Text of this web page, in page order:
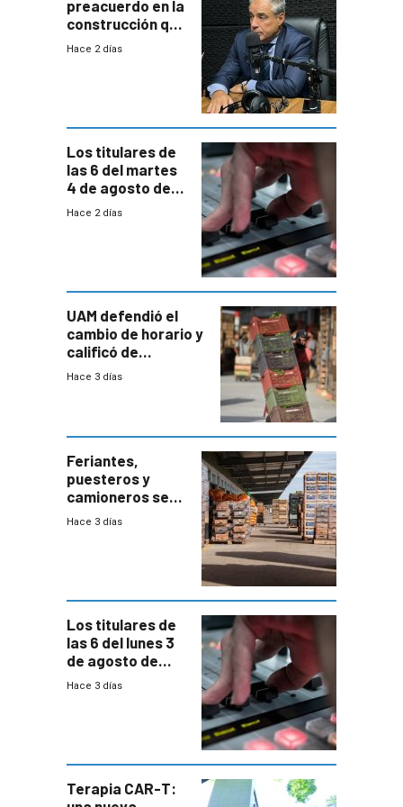
preacuerdo en la
construcción que
comprende
Hace 2 días
Los titulares de
las 6 del martes
4 de agosto de
2026
Hace 2 días
UAM defendió el
cambio de horario y
calificó de
“desproporcionado”
Hace 3 días
Feriantes,
puesteros y
camioneros se
movilizaron en
Hace 3 días
Los titulares de
las 6 del lunes 3
de agosto de
2026
Hace 3 días
Terapia CAR-T: